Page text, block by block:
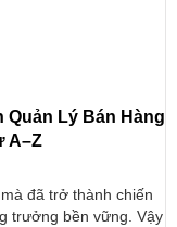
Quản Lý Bán Hàng
A–Z
đã trở thành chiến
trưởng bền vững. Vậy